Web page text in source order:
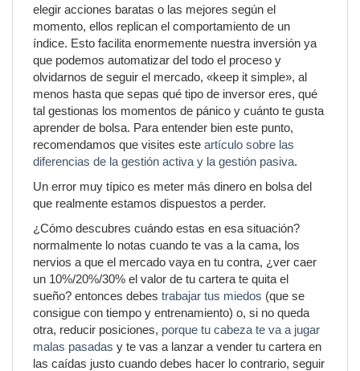
elegir acciones baratas o las mejores según el
momento, ellos replican el comportamiento de un
índice. Esto facilita enormemente nuestra inversión ya
que podemos automatizar del todo el proceso y
olvidarnos de seguir el mercado, «keep it simple», al
menos hasta que sepas qué tipo de inversor eres, qué
tal gestionas los momentos de pánico y cuánto te gusta
aprender de bolsa. Para entender bien este punto,
recomendamos que visites este artículo sobre las
diferencias de la gestión activa y la gestión pasiva.
Un error muy típico es meter más dinero en bolsa del
que realmente estamos dispuestos a perder.
¿Cómo descubres cuándo estas en esa situación?
normalmente lo notas cuando te vas a la cama, los
nervios a que el mercado vaya en tu contra, ¿ver caer
un 10%/20%/30% el valor de tu cartera te quita el
sueño? entonces debes trabajar tus miedos (que se
consigue con tiempo y entrenamiento) o, si no queda
otra, reducir posiciones, porque tu cabeza te va a jugar
malas pasadas y te vas a lanzar a vender tu cartera en
las caídas justo cuando debes hacer lo contrario, seguir